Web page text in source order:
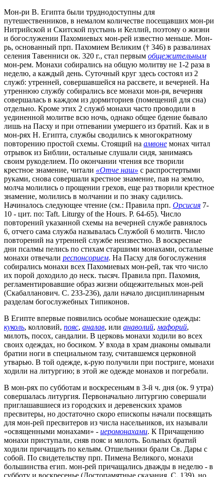
Мон-ри В. Египта были труднодоступны для
путешественников, в немалом количестве посещавших мон-ри
Нитрийской и Скитской пустынь и Келлий, поэтому о жизни
и богослужении Пахомиевых мон-рей известно меньше. Мон-
рь, основанный прп. Пахомием Великим († 346) в развалинах
селения Тавенниси ок. 320 г., стал первым общежительным
мон-рем. Монахи собирались на общую молитву не 1-2 раза в
неделю, а каждый день. Суточный круг здесь состоял из 2
служб: утренней, совершавшейся на рассвете, и вечерней. На
утреннюю службу собирались все монахи мон-ря, вечерняя
совершалась в каждом из дормиториев (помещений для сна)
отдельно. Кроме этих 2 служб монахи часто проводили в
уединенной молитве всю ночь, однако общее бдение бывало
лишь на Пасху и при отпевании умершего из братий. Как и в
мон-рях Н. Египта, службы сводились к многократному
повторению простой схемы. Стоящий на амвоне монах читал
отрывок из Библии, остальные слушали сидя, занимаясь
своим рукоделием. По окончании чтения все творили
крестное знамение, читали «Отче наш» с распростертыми
руками, снова совершали крестное знамение, пав на землю,
молча молились о прощении грехов, еще раз творили крестное
знамение, молились в молчании и по знаку садились.
Начиналось следующее чтение (см.: Правила прп. Орсисия 7-
10 - цит. по: Taft. Liturgy of the Hours. P. 64-65). Число
повторений указанной схемы на вечерней службе равнялось
6, отчего сама служба называлась Службой 6 молитв. Число
повторений на утренней службе неизвестно. В воскресные
дни псалмы пелись по стихам старшими монахами, остальные
монахи отвечали респонсорием. На Пасху для богослужения
собирались монахи всех Пахомиевых мон-рей, так что число
их порой доходило до неск. тысяч. Правила прп. Пахомия,
регламентировавшие образ жизни общежительных мон-рей
(Скабалланович. С. 233-236), дали начало дисциплинарным
разделам богослужебных Типиконов.
В Египте впервые появились особые монашеские одежды:
куколь, колловий, пояс, аналав, или анаволий, мафорий,
милоть, посох, сандалии. В церковь монахи ходили во всех
своих одеждах, но босиком. У входа в храм диаконы омывали
братии ноги в специальном тазу, считавшемся церковной
утварью. В той одежде, к-рую получили при постриге, монахи
ходили на литургию; в этой же одежде монахов и погребали.
В мон-рях по субботам и воскресеньям в 3-й ч. дня (ок. 9 утра)
совершалась литургия. Первоначально литургию совершали
приглашавшиеся из городских и деревенских храмов
пресвитеры, но достаточно скоро епископы начали посвящать
для мон-рей пресвитеров из числа насельников, их называли
«освященными монахами» - иеромонахами. К Причащению
монахи приступали, сняв пояс и милоть. Больных братий
ходили причащать по кельям. Отшельники брали Св. Дары с
собой. По свидетельству прп. Пимена Великого, монахи
большинства егип. мон-рей причащались дважды в неделю - в
субботу и воскресенье (Достопамятные сказания. С. 139), но